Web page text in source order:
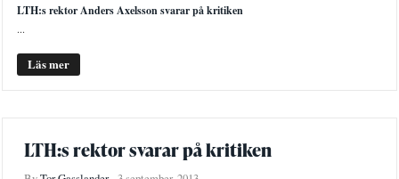
LTH:s rektor Anders Axelsson svarar på kritiken
...
Läs mer
LTH:s rektor svarar på kritiken